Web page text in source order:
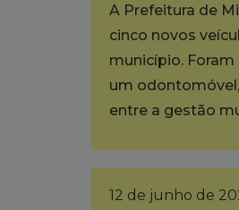
A Prefeitura de
cinco novos
município.
um
entre a gestão
12 de junho de